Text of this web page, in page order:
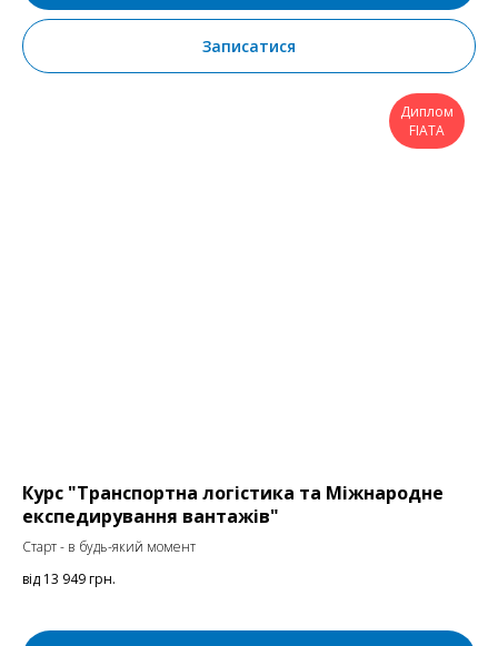
Записатися
Диплом
FIATA
Курс "Транспортна логістика та Міжнародне
експедирування вантажів"
Старт - в будь-який момент
від 13 949грн.